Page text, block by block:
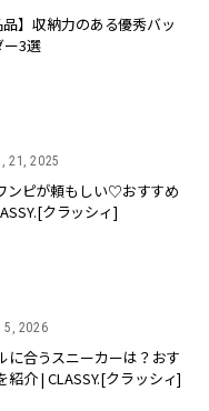
品】収納力のある優秀バッ
ー3選
21, 2025
ンピが頼もしい♡おすすめ
クラッシィ]
5, 2026
に合うスニーカーは？おす
介 | CLASSY.[クラッシィ]